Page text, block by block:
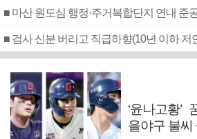
■ 마산 원도심 행정·주거복합단지 연내 준
‘윤나고황’
을야구 불씨